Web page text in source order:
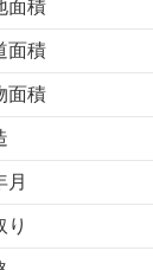
面積
面積
面積
月
り